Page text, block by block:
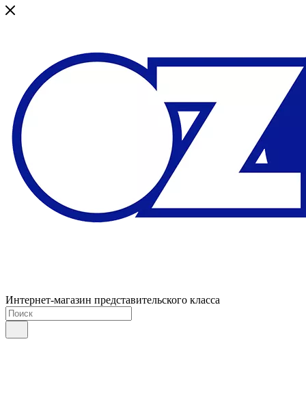
Интернет-магазин представительского класса